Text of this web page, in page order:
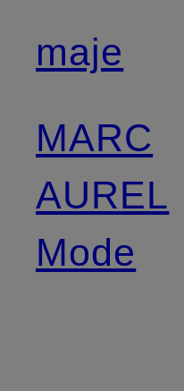
maje
MARC
AUREL
Mode